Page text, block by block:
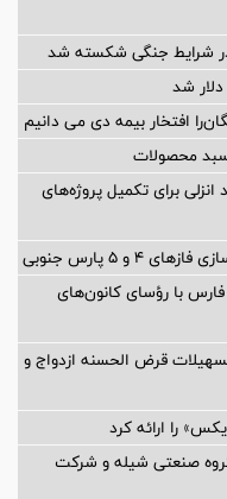
در شرایط جنگی شکسته شد
افتخار بیمه دی می دانیم
محصولات
برای تكمیل پروژه‌های
و ۵ پارس جنوبی
با رؤسای کانون‌های
ریال تسهیلات قرض الحسنه ازدواج و
را ارائه کرد
صنعتی شیله و شركت